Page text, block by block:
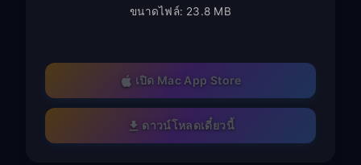
ขนาดไฟล์: 23.8 MB
เปิด Mac App Store
ดาวน์โหลดเดี๋ยวนี้